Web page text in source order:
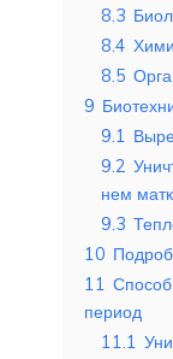
8.3
8.4
8.5
9
9.1
9.2
нем
9.3
10
11
период
11.1